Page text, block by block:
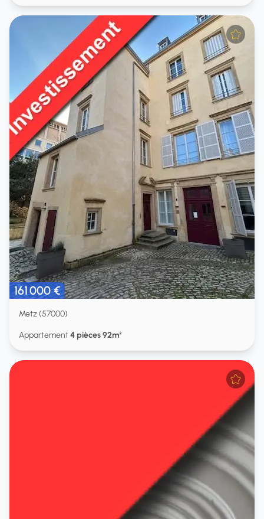
161 000 €
Metz (57000)
Appartement4 pièces 92m²